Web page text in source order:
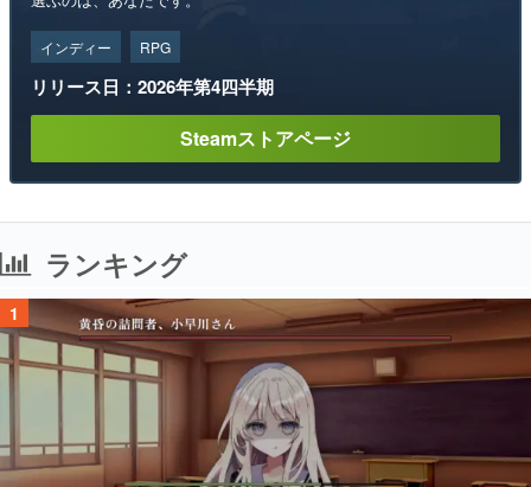
インディー RPG
リリース日：2026年第4四半期
Steamストアページ
ランキング
1